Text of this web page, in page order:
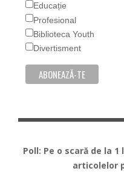
Educație
Profesional
Biblioteca Youth
Divertisment
Poll: Pe o scară de la
articolelor